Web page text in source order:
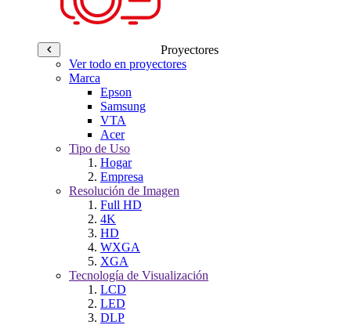
Proyectores
Ver todo en proyectores
Marca
Epson
Samsung
VTA
Acer
Tipo de Uso
Hogar
Empresa
Resolución de Imagen
Full HD
4K
HD
WXGA
XGA
Tecnología de Visualización
LCD
LED
DLP